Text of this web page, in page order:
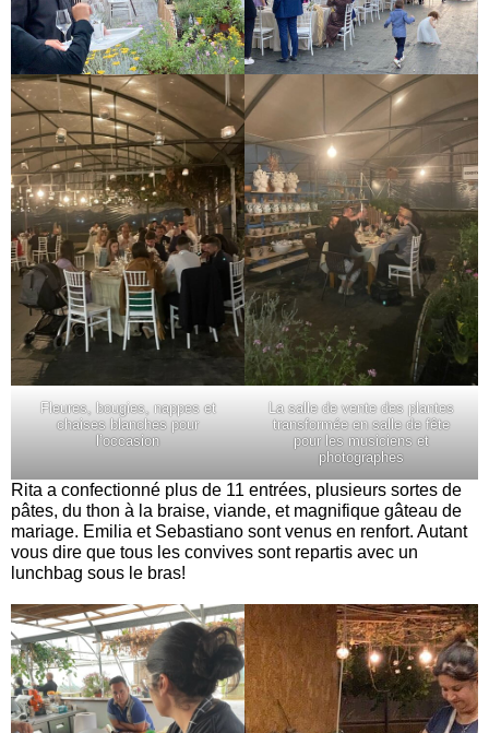
Fleures, bougies, nappes et
chaises blanches pour
l’occasion
La salle de vente des plantes
transformée en salle de fête
pour les musiciens et
photographes
Rita a confectionné plus de 11 entrées, plusieurs sortes de
pâtes, du thon à la braise, viande, et magnifique gâteau de
mariage. Emilia et Sebastiano sont venus en renfort. Autant
vous dire que tous les convives sont repartis avec un
lunchbag sous le bras!